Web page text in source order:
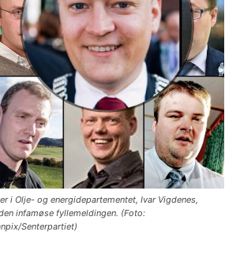
i Olje- og energidepartementet, Ivar Vigdenes,
infamøse fyllemeldingen. (Foto:
Senterpartiet)